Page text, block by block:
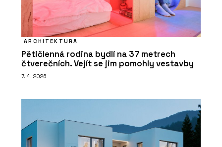
ARCHITEKTURA
Pětičlenná rodina bydlí na 37 metrech
čtverečních. Vejít se jim pomohly vestavby
7. 4. 2026